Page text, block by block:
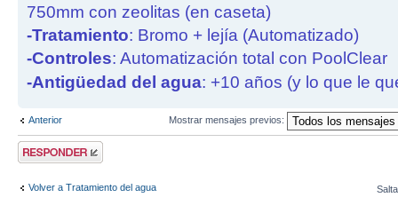
750mm con zeolitas (en caseta)
-Tratamiento: Bromo + lejía (Automatizado)
-Controles: Automatización total con PoolClear
-Antigüedad del agua: +10 años (y lo que le
Anterior Mostrar mensajes previos:
Publicar una
respuesta
Volver a Tratamiento del agua